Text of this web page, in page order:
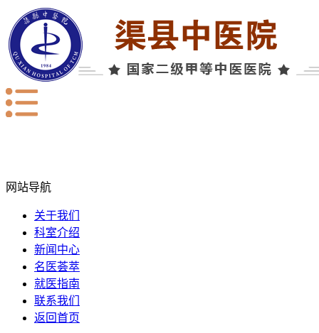
网站导航
关于我们
科室介绍
新闻中心
名医荟萃
就医指南
联系我们
返回首页